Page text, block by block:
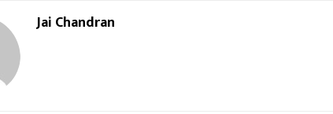
Jai Chandran